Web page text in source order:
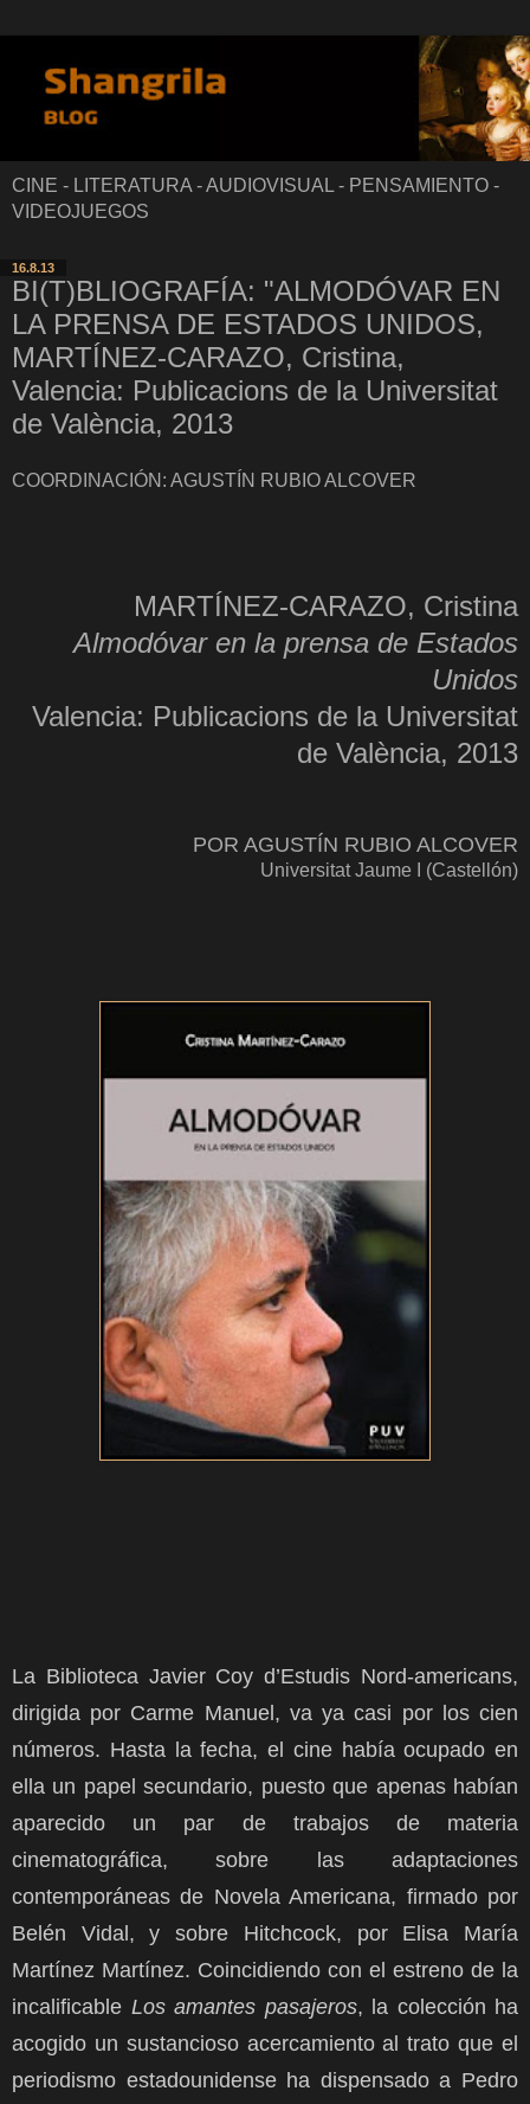
CINE - LITERATURA - AUDIOVISUAL - PENSAMIENTO -
VIDEOJUEGOS
16.8.13
BI(T)BLIOGRAFÍA: "ALMODÓVAR EN
LA PRENSA DE ESTADOS UNIDOS,
MARTÍNEZ-CARAZO, Cristina,
Valencia: Publicacions de la Universitat
de València, 2013
COORDINACIÓN: AGUSTÍN RUBIO ALCOVER
MARTÍNEZ-CARAZO, Cristina
Almodóvar en la prensa de Estados
Unidos
Valencia: Publicacions de la Universitat
de València, 2013
POR AGUSTÍN RUBIO ALCOVER
Universitat Jaume I (Castellón)
La Biblioteca Javier Coy d’Estudis Nord-americans,
dirigida por Carme Manuel, va ya casi por los cien
números. Hasta la fecha, el cine había ocupado en
ella un papel secundario, puesto que apenas habían
aparecido un par de trabajos de materia
cinematográfica, sobre las adaptaciones
contemporáneas de Novela Americana, firmado por
Belén Vidal, y sobre Hitchcock, por Elisa María
Martínez Martínez. Coincidiendo con el estreno de la
incalificable Los amantes pasajeros, la colección ha
acogido un sustancioso acercamiento al trato que el
periodismo estadounidense ha dispensado a Pedro